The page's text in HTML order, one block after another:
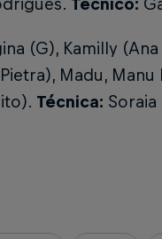
Técnico:
(G), Kamilly
Madu,
Técnica: Soraia